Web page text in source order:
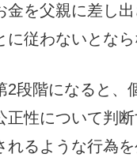
金を父親に差し
に従わないとなら
段階になると、
正性について判
れるような行為